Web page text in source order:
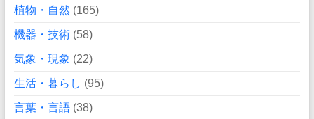
植物・自然 (165)
機器・技術(58)
気象・現象 (22)
生活・暮らし (95)
言葉・言語(38)